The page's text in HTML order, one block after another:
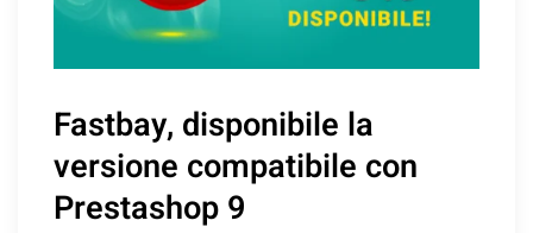
Fastbay, disponibile la
versione compatibile con
Prestashop 9